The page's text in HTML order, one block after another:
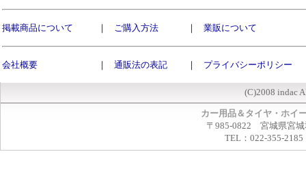
掲載商品について ｜ ご購入方法 ｜ 業販について
会社概要 ｜ 通販法の表記 ｜ プライバシーポリシー
(C)2008 indac
カー用品＆タイヤ・ホイ
〒985-0822 宮城県宮城
TEL：022-355-